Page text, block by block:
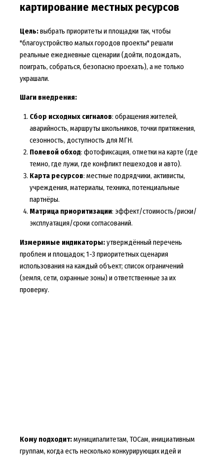
картирование местных ресурсов
Цель:выбрать приоритеты и площадки так, чтобы
"благоустройство малых городов проекты" решали
реальные ежедневные сценарии (дойти, подождать,
поиграть, собраться, безопасно проехать), а не только
украшали.
Шаги внедрения:
Сбор исходных сигналов: обращения жителей,
аварийность, маршруты школьников, точки притяжения,
сезонность, доступность для МГН.
Полевой обход: фотофиксация, отметки на карте (где
темно, где лужи, где конфликт пешеходов и авто).
Карта ресурсов: местные подрядчики, активисты,
учреждения, материалы, техника, потенциальные
партнёры.
Матрица приоритизации: эффект/стоимость/риски/
эксплуатация/сроки согласований.
Измеримые индикаторы:утверждённый перечень
проблем и площадок; 1-3 приоритетных сценария
использования на каждый объект; список ограничений
(земля, сети, охранные зоны) и ответственные за их
проверку.
Кому подходит:муниципалитетам, ТОСам, инициативным
группам, когда есть несколько конкурирующих идей и